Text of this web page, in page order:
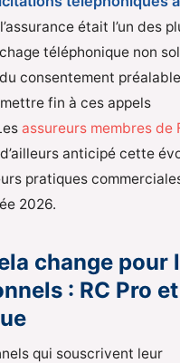
était l’un des
téléphonique non
consentement préalable
fin à ces appels
assureurs membres de
anticipé cette
pratiques
2026.
change pour
: RC Pro et
qui souscrivent leur